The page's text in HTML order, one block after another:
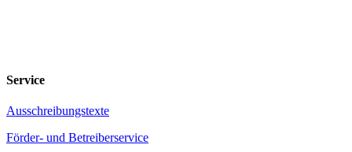
Service
Ausschreibungstexte
Förder- und Betreiberservice